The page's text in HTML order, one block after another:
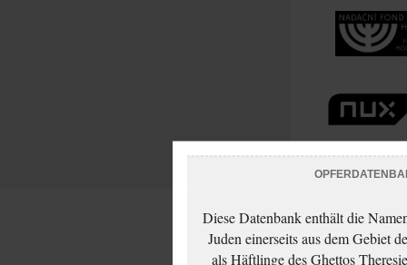
Diese Datenbank enthält die
Juden einerseits aus dem Gebiet
als Häftlinge des Ghettos